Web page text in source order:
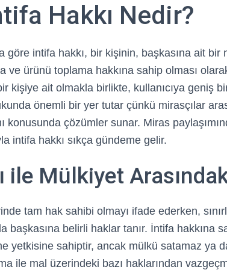
Hakkı Nedir?
göre intifa hakkı, bir kişinin, başkasına ait
ve ürünü toplama hakkına sahip olması
kişiye ait olmakla birlikte, kullanıcıya geniş
önemli bir yer tutar çünkü mirasçılar
konusunda çözümler sunar. Miras
intifa hakkı sıkça gündeme gelir.
ile Mülkiyet
tam hak sahibi olmayı ifade ederken,
başkasına belirli haklar tanır. İntifa hakkına
yetkisine sahiptir, ancak mülkü satamaz ya
ile mal üzerindeki bazı haklarından